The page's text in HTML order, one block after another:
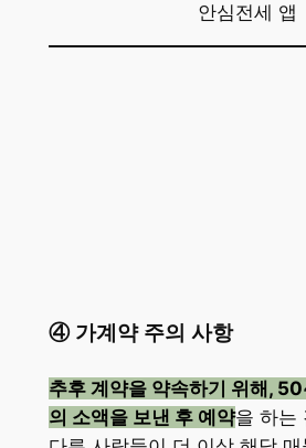
안심전세 앱
④ 가계약 주의 사항
추후 계약을 약속하기 위해,
의 소액을 보낸 후 예약을 하는